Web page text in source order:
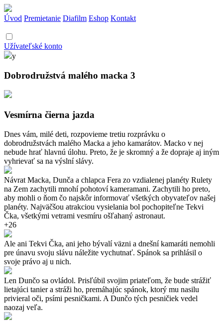
Úvod Premietanie Diafilm Eshop Kontakt
Užívateľské konto
y
Dobrodružstvá malého macka 3
Vesmírna čierna jazda
Dnes vám, milé deti, rozpovieme tretiu rozprávku o
dobrodružstvách malého Macka a jeho kamarátov. Macko v nej
nebude hrať hlavnú úlohu. Preto, že je skromný a že dopraje aj iným
vyhrievať sa na výslní slávy.
Návrat Macka, Dunča a chlapca Fera zo vzdialenej planéty Rulety
na Zem zachytili mnohí pohotoví kameramani. Zachytili ho preto,
aby mohli o ňom čo najskôr informovať všetkých obyvateľov našej
planéty. Najväčšou atrakciou vysielania bol pochopiteľne Tekvi
Čka, všetkými vetrami vesmíru ošľahaný astronaut.
+26
Ale ani Tekvi Čka, ani jeho bývalí väzni a dnešní kamaráti nemohli
pre únavu svoju slávu náležite vychutnať. Spánok sa prihlásil o
svoje právo aj u nich.
Len Dunčo sa ovládol. Prisľúbil svojim priateľom, že bude strážiť
lietajúci tanier a stráži ho, premáhajúc spánok, ktorý mu nasilu
privieral oči, psími pesničkami. A Dunčo tých pesničiek vedel
naozaj veľa.